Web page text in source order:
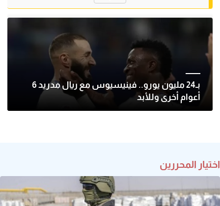
بـ24 مليون يورو.. فينيسيوس مع ريال مدريد 6
أعوام أخرى وللأبد
اختيار المحررين